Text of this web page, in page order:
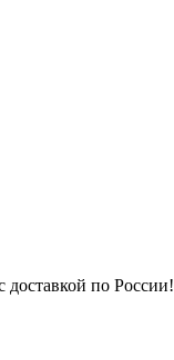
доставкой по России!